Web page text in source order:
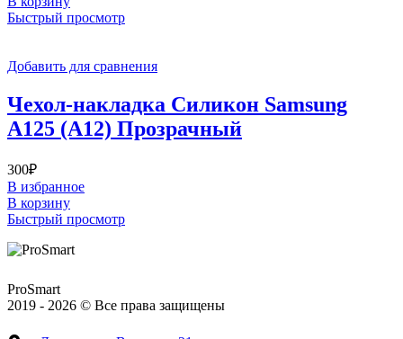
Быстрый просмотр
Добавить для сравнения
Чехол-накладка Силикон Samsung
A125 (A12) Прозрачный
300₽
В избранное
В корзину
Быстрый просмотр
ProSmart
2019 - 2026 © Все права защищены